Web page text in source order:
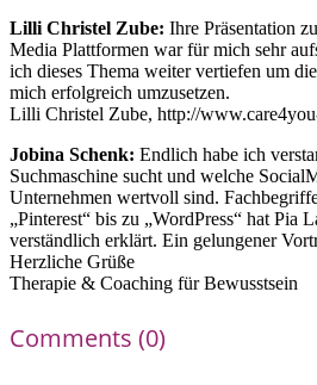
Lilli Christel Zube: Ihre Präsentation
Media Plattformen war für mich sehr
ich dieses Thema weiter vertiefen um
mich erfolgreich umzusetzen.
Lilli Christel Zube, http://
Jobina Schenk: Endlich habe ich
Suchmaschine sucht und welche
Unternehmen wertvoll sind.
„Pinterest“ bis zu „WordPress“ hat Pia
verständlich erklärt. Ein gelungener
Herzliche Grüße
Therapie & Coaching für Bewusstsein
Comments (0)